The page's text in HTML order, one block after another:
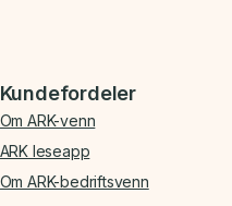
Kundefordeler
Om ARK-venn
ARK leseapp
Om ARK-bedriftsvenn